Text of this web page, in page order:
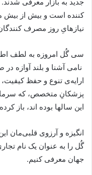
جدید به بازار معرفی شدند.
کننده است و بیش از بیش
نیازهایِ روز مصرف
سی گُل امروزه به لطف
نامی آشنا و بلند آوازه
ارایه‌ی تنوع و حفظ
پزشکانِ متخصص، که
این سالها بوده اند، باز
انگیزه و آرزوی قلبی‌مان
گُل را به عنوان یک نام
جهان معرفی کنیم.